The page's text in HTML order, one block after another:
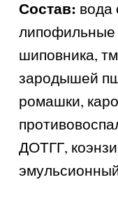
Состав: вода
липофильные
шиповника,
зародышей
ромашки,
ДОТГГ,